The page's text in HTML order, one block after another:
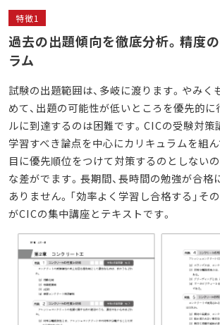
特徴1
過去の出題傾向を徹底分析。精度
ラム
試験の出題範囲は、多岐に渡ります。やみく
めて、出題の可能性が低いところを優先的に
ルに到達するのは困難です。CICの受験対策
学習すべき論点を中心にカリキュラムを組
目に優先順位をつけて対策するのとしない
な差がでます。長期間、長時間の勉強が合格
ありません。「効率よく学習し合格する」そ
がCICの集中講座とテキストです。